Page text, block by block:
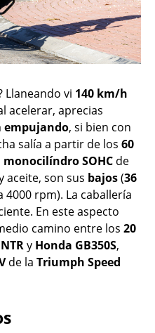
Llaneando vi 140 km/h
acelerar, aprecias
empujando, si bien con
salía a partir de los 60
monocilíndroSOHC de
aceite, son sus bajos(36
rpm). La caballería
En este aspecto
camino entre los 20
y Honda GB350S,
de la Triumph Speed